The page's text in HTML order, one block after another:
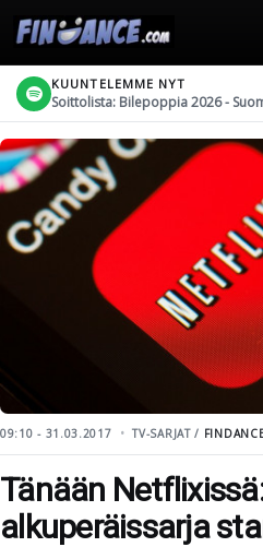
KUUNTELEMME NYT
Soittolista: Bilepoppia 2026 -
09:10 - 31.03.2017 TV-SARJAT /
Tänään
alkuperäissarja